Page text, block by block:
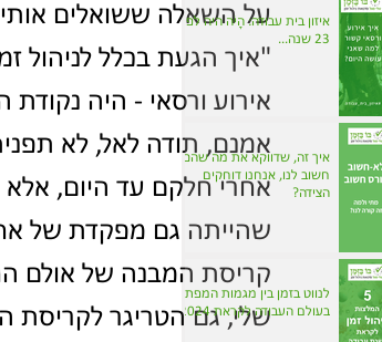
על השאלה ששואלים
"איך הגעת בכלל לניהול
אירוע ורסאי - היה
אמנם, תודה לאל, לא
אחרי חלקם עד היום,
שהייתה גם מפקדת של
שלי, גם הטריגר לקריסת
איזון בית עבודה: הָיֹה היה לפני
23 שנה...
איך זה, שדווקא את מה שהכי
חשוב לנו, אנחנו דוחקים
הצידה?
לנווט בזמן בין מגמות המפתח
בעולם העבודה לקראת 2024